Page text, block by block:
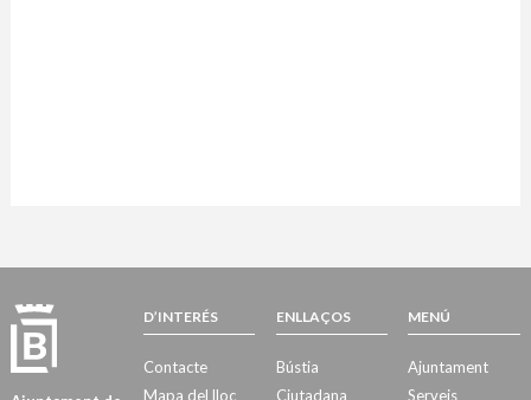
D’INTERÉS
Contacte
Mapa del lloc
ENLLAÇOS
Bústia
Ciutadana
MENÚ
Ajuntament
Serveis